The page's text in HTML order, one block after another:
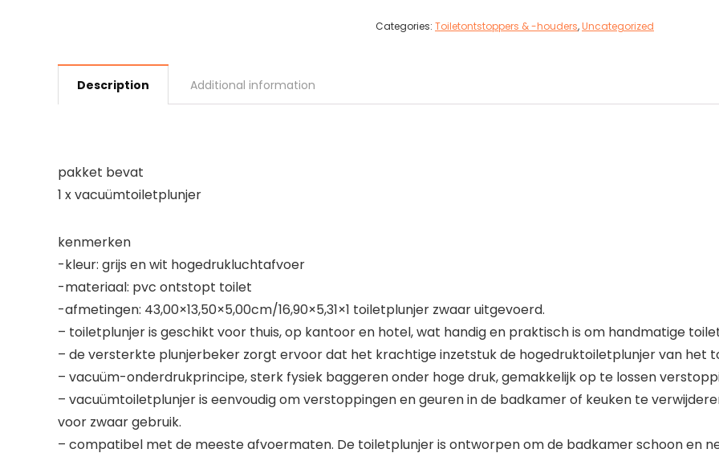
Categories: Toiletontstoppers & -houders,Uncategorized
Description Additional information
pakket bevat
1 x vacuümtoiletplunjer
kenmerken
-kleur: grijs en wit hogedrukluchtafvoer
-materiaal: pvc ontstopt toilet
-afmetingen: 43,00×13,50×5,00cm/16,90×5,31×1 toiletplunjer zwaar uitgevoerd.
– toiletplunjer is geschikt voor thuis, op kantoor en hotel, wat handig en praktisch is om handmatige
– de versterkte plunjerbeker zorgt ervoor dat het krachtige inzetstuk de hogedruktoiletplunjer van het
– vacuüm-onderdrukprincipe, sterk fysiek baggeren onder hoge druk, gemakkelijk op te lossen
– vacuümtoiletplunjer is eenvoudig om verstoppingen en geuren in de badkamer of keuken te
voor zwaar gebruik.
– compatibel met de meeste afvoermaten. De toiletplunjer is ontworpen om de badkamer schoon en